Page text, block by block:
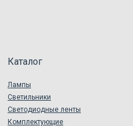
Каталог
Лампы
Светильники
Светодиодные ленты
Комплектующие